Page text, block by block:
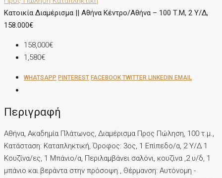
Κατοικία Διαμέρισμα || Αθήνα Κέντρο/Αθήνα – 100 Τ.μ, 2 Υ/Δ,
158.000€
158,000€
1,580€
WHATSAPP PINTEREST FACEBOOK TWITTER LINKEDIN EMAIL
Περιγραφή
Αθήνα, Ακαδημία Πλάτωνος, Διαμέρισμα Προς Πώληση, 100 τ.μ.,
Κατάσταση: Καταπληκτική, Όροφος: 3ος, 1 Επίπεδο/α, 2 Υ/Δ 1
Κουζίνα/ες, 1 Μπάνιο/α, Περιλαμβάνει σαλόνι, κουζίνα ,2 υ/δ, 1
μπάνιο και βεράντα στην πρόσοψη., Θέρμανση: Αυτόνομη -